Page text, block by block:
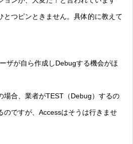
とつピンときません。具体的に教えて
ザが自ら作成しDebugする機会がほ
場合、業者がTEST（Debug）するの
のですが、Accessはそうは行きませ